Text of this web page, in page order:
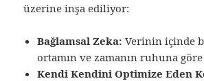
üzerine inşa ediliyor:
Bağlamsal Zeka: Verinin içinde
ortamın ve zamanın ruhuna
Kendi Kendini Optimize Eden